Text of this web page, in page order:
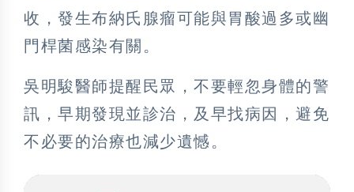
收，發生布納氏腺瘤可能與胃酸過多或幽
門桿菌感染有關。
吳明駿醫師提醒民眾，不要輕忽身體的警
訊，早期發現並診治，及早找病因，避免
不必要的治療也減少遺憾。